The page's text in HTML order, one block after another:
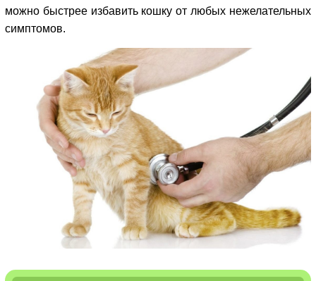
можно быстрее избавить кошку от любых нежелательных
симптомов.